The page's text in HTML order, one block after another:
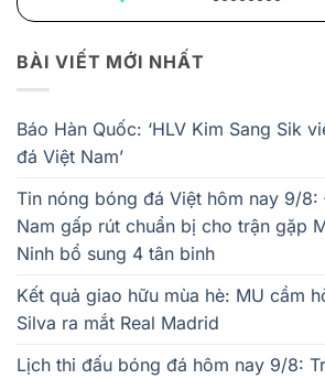
BÀI VIẾT MỚI NHẤT
Báo Hàn Quốc: ‘HLV Kim Sang Sik
đá Việt Nam’
Tin nóng bóng đá Việt hôm nay 9/
Nam gấp rút chuẩn bị cho trận gặp
Ninh bổ sung 4 tân binh
Kết quả giao hữu mùa hè: MU cầm
Silva ra mắt Real Madrid
Lịch thi đấu bóng đá hôm nay 9/8: